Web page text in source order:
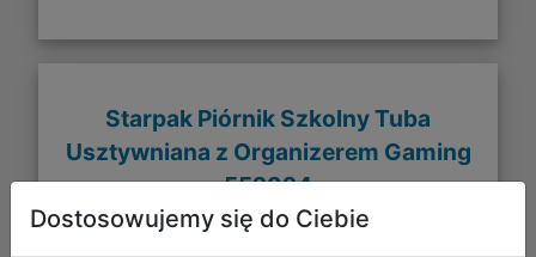
Starpak Piórnik Szkolny Tuba
Usztywniana z Organizerem Gaming
552324
Dostosowujemy się do Ciebie